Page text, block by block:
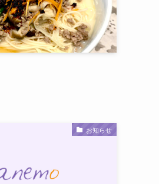
お知らせ